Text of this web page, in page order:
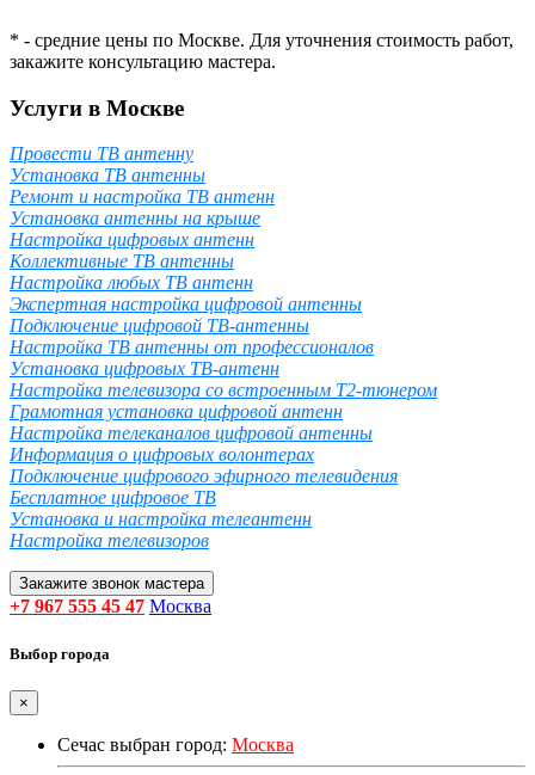
* - средние цены по Москве. Для уточнения стоимость работ,
закажите консультацию мастера.
Услуги в Москве
Провести ТВ антенну
Установка ТВ антенны
Ремонт и настройка ТВ антенн
Установка антенны на крыше
Настройка цифровых антенн
Коллективные ТВ антенны
Настройка любых ТВ антенн
Экспертная настройка цифровой антенны
Подключение цифровой ТВ-антенны
Настройка ТВ антенны от профессионалов
Установка цифровых ТВ-антенн
Настройка телевизора со встроенным T2-тюнером
Грамотная установка цифровой антенн
Настройка телеканалов цифровой антенны
Информация о цифровых волонтерах
Подключение цифрового эфирного телевидения
Бесплатное цифровое ТВ
Установка и настройка телеантенн
Настройка телевизоров
Закажите звонок мастера
+7 967 555 45 47 Москва
Выбор города
×
Сечас выбран город: Москва